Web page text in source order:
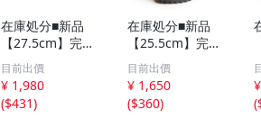
在庫処分■新品
【27.5cm】完全
防水 ラバーブー
ツ メンズ レイン
ブーツ シューズ
防滑 スポーティ
目前出價
¥ 1,980
($431)
在庫処分■新品
【25.5cm】完全
防水 レインブー
ツ メンズ ブーツ
レインシューズ
防水 ロングブー
目前出價
¥ 1,650
($360)
(